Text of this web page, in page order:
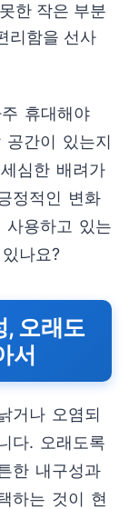
한 작은 부분
리함을 선사
휴대해야
간이 있는지
심한 배려가
정적인 변화
사용하고 있는
나요?
, 오래도
서
거나 오염되
다. 오래도록
한 내구성과
하는 것이 현